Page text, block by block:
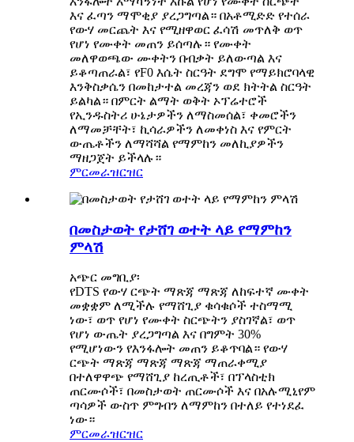
እና ፈጣን ማሞቂያ ያረጋግጣል። በአቶሚድድ የተሰራ
የውሃ መርጨት እና የሚዘዋወር ፈሳሽ መጥለቅ ወጥ
የሆነ የሙቀት መጠን ይሰጣሉ። የሙቀት
መለዋወጫው ሙቀትን በብቃት ይለውጣል እና
ይቆጣጠራል፣ የF0 እሴት ስርዓት ደግሞ የማይክሮባላዊ
እንቅስቃሴን በመከታተል መረጃን ወደ ክትትል ስርዓት
ይልካል። በምርት ልማት ወቅት ኦፕሬተሮች
የኢንዱስትሪ ሁኔታዎችን ለማስመሰል፣ ቀመሮችን
ለማመቻቸት፣ ኪሳራዎችን ለመቀነስ እና የምርት
ውጤቶችን ለማሻሻል የማምከን መለኪያዎችን
ማዘጋጀት ይችላሉ።
ምርመራዝርዝር
በመስታወት የታሸገ ወተት ላይ የማምከን
ምላሽ
አጭር መግቢያ፡
የDTS የውሃ ርጭት ማጽጃ ማጽጃ ለከፍተኛ ሙቀት
መቋቋም ለሚችሉ የማሸጊያ ቁሳቁሶች ተስማሚ
ነው፣ ወጥ የሆነ የሙቀት ስርጭትን ያስገኛል፣ ወጥ
የሆነ ውጤት ያረጋግጣል እና በግምት 30%
የሚሆነውን የእንፋሎት መጠን ይቆጥባል። የውሃ
ርጭት ማጽጃ ማጽጃ ማጽጃ ማጠራቀሚያ
በተለዋዋጭ የማሸጊያ ከረጢቶች፣ በፕላስቲክ
ጠርሙሶች፣ በመስታወት ጠርሙሶች እና በአሉሚኒየም
ጣሳዎች ውስጥ ምግብን ለማምከን በተለይ የተነደፈ
ነው።
ምርመራዝርዝር